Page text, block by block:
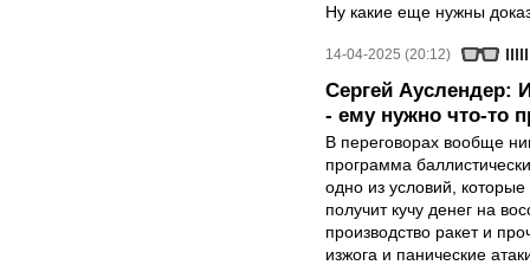
Ну какие еще нужны
14-04-2025 (20:12)
Сергей Ауслендер:
- ему нужно что-то
В переговорах вообще
программа
одно из условий,
получит кучу денег на
производство ракет и
изжога и панические